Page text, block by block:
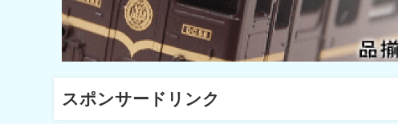
スポンサードリンク